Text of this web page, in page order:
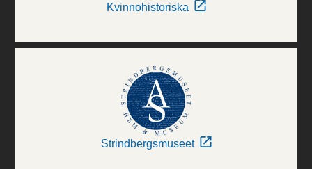
Kvinnohistoriska
Strindbergsmuseet